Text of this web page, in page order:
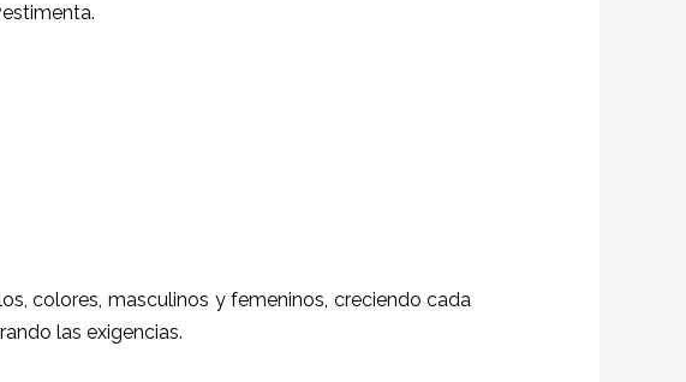
colores, masculinos y femeninos, creciendo cada
las exigencias.